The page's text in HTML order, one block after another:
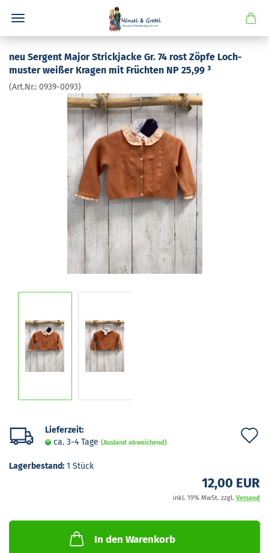
neu Ser­gent Major Strick­ja­cke Gr. 74 rost Zöpfe Loch­
mus­ter wei­ßer Kra­gen mit Früch­ten NP 25,99 ³
(Art.Nr.: 0939-​0093)
Lieferzeit:
ca. 3-4 Tage (Ausland abweichend)
Lagerbestand: 1 Stück
12,00 EUR
inkl. 19% MwSt. zzgl. Versand
In den Warenkorb